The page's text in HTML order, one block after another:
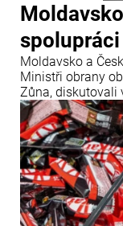
Moldavsko a
Ministři obrany
Zůna, diskutovali
bezpečnosti,
společných